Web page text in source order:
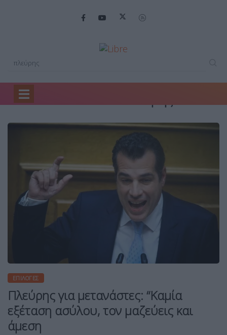
Search Results for: πλεύρης
ΕΠΙΛΟΓΈΣ
Πλεύρης για μετανάστες: “Καμία
εξέταση ασύλου, τον μαζεύεις και
άμεση